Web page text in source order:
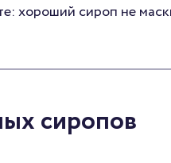
хороший сироп не
сиропов